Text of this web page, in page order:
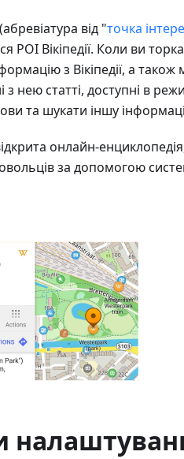
від "точка
POI Вікіпедії. Коли ви
з Вікіпедії, а також
з нею статті, доступні в
та шукати іншу інформацію
онлайн-
за допомогою